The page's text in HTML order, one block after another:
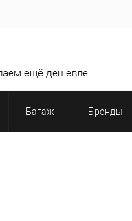
ещё дешевле.
Багаж Бренды